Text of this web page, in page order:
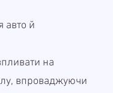
авто й
на
впроваджуючи